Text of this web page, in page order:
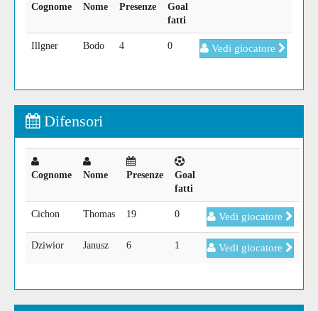
Cognome Nome Presenze
Goal
fatti
Illgner Bodo 4 0 Vedi giocatore
Difensori
Cognome Nome Presenze
Goal
fatti
Cichon Thomas 19 0 Vedi giocatore
Dziwior Janusz 6 1 Vedi giocatore